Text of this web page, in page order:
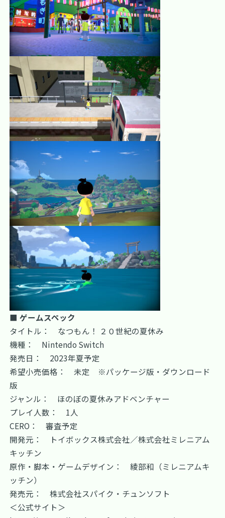
■ ゲームスペック
タイトル： なつもん！ ２０世紀の夏休み
機種： Nintendo Switch
発売日： 2023年夏予定
希望小売価格： 未定 ※パッケージ版・ダウンロード
版
ジャンル： ほのぼの夏休みアドベンチャー
プレイ人数： 1人
CERO： 審査予定
開発元： トイボックス株式会社／株式会社ミレニアム
キッチン
原作・脚本・ゲームデザイン： 綾部和（ミレニアムキ
ッチン）
発売元： 株式会社スパイク・チュンソフト
＜公式サイト＞